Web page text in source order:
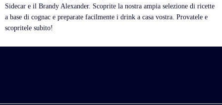
Sidecar e il Brandy Alexander. Scoprite la nostra ampia selezione di ricette
a base di cognac e preparate facilmente i drink a casa vostra. Provatele e
scopritele subito!